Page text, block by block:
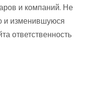
и компаний. Не
и изменившуюся
ответственность